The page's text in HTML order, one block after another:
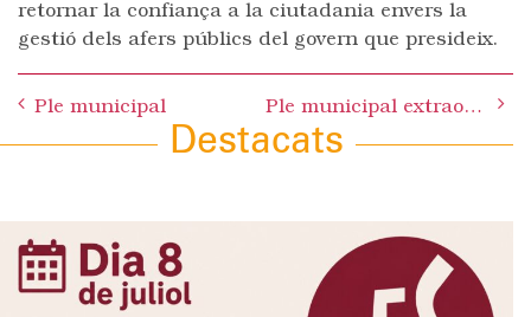
retornar la confiança a la ciutadania envers la
gestió dels afers públics del govern que presideix.
navigation
Ple municipal Ple municipal extraordinari
Destacats